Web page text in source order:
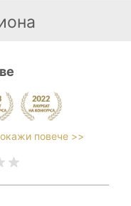
повече >>